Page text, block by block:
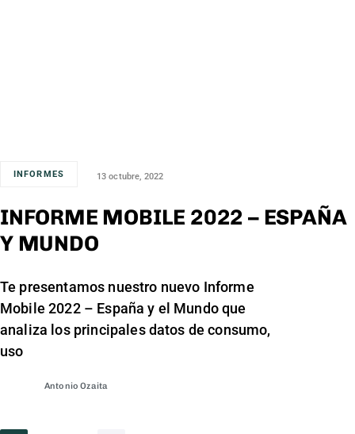
INFORMES 13 octubre, 2022
INFORME MOBILE 2022 – ESPAÑA
Y MUNDO
Te presentamos nuestro nuevo Informe
Mobile 2022 – España y el Mundo que
analiza los principales datos de consumo,
uso
Antonio Ozaita